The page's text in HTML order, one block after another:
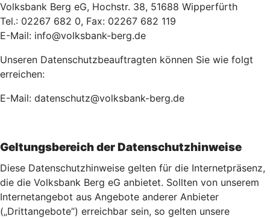
Volksbank Berg eG, Hochstr. 38, 51688 Wipperfürth
Tel.: 02267 682 0, Fax: 02267 682 119
E-Mail: info@volksbank-berg.de
Unseren Datenschutzbeauftragten können Sie wie folgt
erreichen:
E-Mail: datenschutz@volksbank-berg.de
Geltungsbereich der Datenschutzhinweise
Diese Datenschutzhinweise gelten für die Internetpräsenz,
die die Volksbank Berg eG anbietet. Sollten von unserem
Internetangebot aus Angebote anderer Anbieter
(„Drittangebote”) erreichbar sein, so gelten unsere